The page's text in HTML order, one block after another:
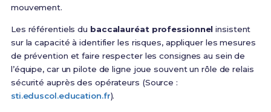
mouvement.
Les référentiels du baccalauréat professionnel insistent
sur la capacité à identifier les risques, appliquer les mesures
de prévention et faire respecter les consignes au sein de
l’équipe, car un pilote de ligne joue souvent un rôle de relais
sécurité auprès des opérateurs (Source :
sti.eduscol.education.fr).